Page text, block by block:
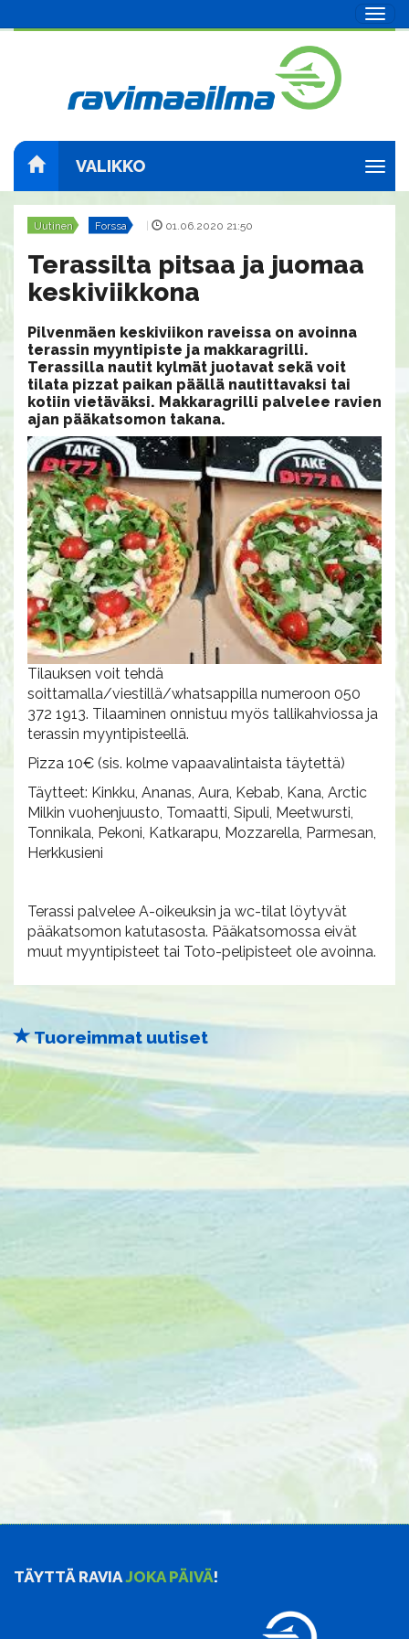
VALIKKO
Uutinen Forssa 01.06.2020 21:50
Terassilta pitsaa ja juomaa
keskiviikkona
Pilvenmäen keskiviikon raveissa on avoinna
terassin myyntipiste ja makkaragrilli.
Terassilla nautit kylmät juotavat sekä voit
tilata pizzat paikan päällä nautittavaksi tai
kotiin vietäväksi. Makkaragrilli palvelee ravien
ajan pääkatsomon takana.
Tilauksen voit tehdä
soittamalla/viestillä/whatsappilla numeroon 050
372 1913. Tilaaminen onnistuu myös tallikahviossa ja
terassin myyntipisteellä.
Pizza 10€ (sis. kolme vapaavalintaista täytettä)
Täytteet: Kinkku, Ananas, Aura, Kebab, Kana, Arctic
Milkin vuohenjuusto, Tomaatti, Sipuli, Meetwursti,
Tonnikala, Pekoni, Katkarapu, Mozzarella, Parmesan,
Herkkusieni
Terassi palvelee A-oikeuksin ja wc-tilat löytyvät
pääkatsomon katutasosta. Pääkatsomossa eivät
muut myyntipisteet tai Toto-pelipisteet ole avoinna.
Tuoreimmat uutiset
TÄYTTÄ RAVIAJOKA PÄIVÄ!